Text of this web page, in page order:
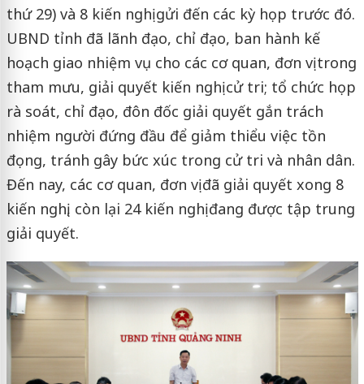
thứ 29) và 8 kiến nghị gửi đến các kỳ họp trước đó.
UBND tỉnh đã lãnh đạo, chỉ đạo, ban hành kế
hoạch giao nhiệm vụ cho các cơ quan, đơn vị trong
tham mưu, giải quyết kiến nghị cử tri; tổ chức họp
rà soát, chỉ đạo, đôn đốc giải quyết gắn trách
nhiệm người đứng đầu để giảm thiểu việc tồn
đọng, tránh gây bức xúc trong cử tri và nhân dân.
Đến nay, các cơ quan, đơn vị đã giải quyết xong 8
kiến nghị, còn lại 24 kiến nghị đang được tập trung
giải quyết.